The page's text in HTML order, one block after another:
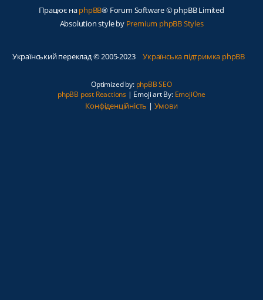
Працює наphpBB® Forum Software © phpBB Limited
Absolution style by Premium phpBB Styles
Український переклад © 2005-2023 Українська підтримка phpBB
Optimized by: phpBB SEO
phpBB post Reactions| Emoji art By: EmojiOne
Конфіденційність | Умови